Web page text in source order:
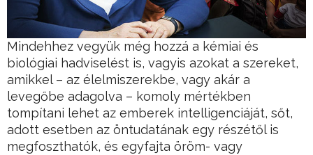
Mindehhez vegyük még hozzá a kémiai és
biológiai hadviselést is, vagyis azokat a szereket,
amikkel – az élelmiszerekbe, vagy akár a
levegőbe adagolva – komoly mértékben
tompítani lehet az emberek intelligenciáját, sőt,
adott esetben az öntudatának egy részétől is
megfoszthatók, és egyfajta öröm- vagy